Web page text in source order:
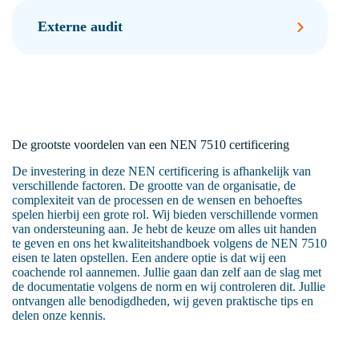
komen aan bod. Bij een interne audit is het
Niet alleen het uitvoeren van de interne audit is
Externe audit
instantie. Voldoe jij aan alle aspecten die in de
volgende alinea worden besproken? Dan ben je
helemaal klaar om je certificaat met succes te
behalen!
De grootste voordelen van een NEN 7510 certificering
De investering in deze NEN certificering is afhankelijk van
verschillende factoren. De grootte van de organisatie, de
complexiteit van de processen en de wensen en behoeftes
spelen hierbij een grote rol. Wij bieden verschillende vormen
van ondersteuning aan. Je hebt de keuze om alles uit handen
te geven en ons het kwaliteitshandboek volgens de NEN 7510
eisen te laten opstellen. Een andere optie is dat wij een
coachende rol aannemen. Jullie gaan dan zelf aan de slag met
de documentatie volgens de norm en wij controleren dit. Jullie
ontvangen alle benodigdheden, wij geven praktische tips en
delen onze kennis.